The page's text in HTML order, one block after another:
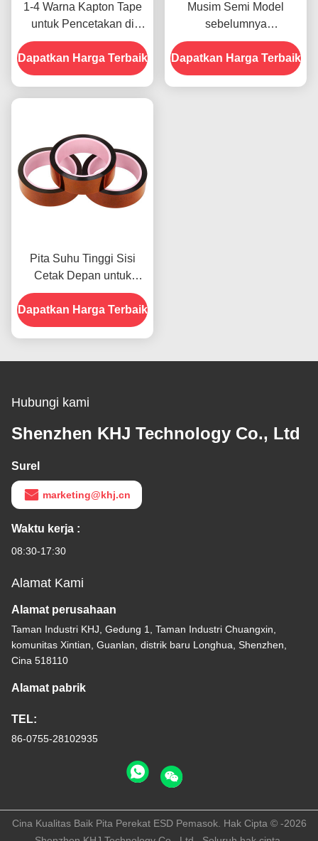
1-4 Warna Kapton Tape
untuk Pencetakan di
Bagian Depan
Dapatkan Harga Terbaik
Musim Semi Model
sebelumnya
menampilkan Ketahanan
Terhadap Kelembaban
dan Kekuatan Kupas
Dapatkan Harga Terbaik
Pita Suhu Tinggi Sisi
Cetak Depan untuk
Produk Dalam Stok
Dapatkan Harga Terbaik
Hubungi kami
Shenzhen KHJ Technology Co., Ltd
Surel
marketing@khj.cn
Waktu kerja :
08:30-17:30
Alamat Kami
Alamat perusahaan
Taman Industri KHJ, Gedung 1, Taman Industri Chuangxin,
komunitas Xintian, Guanlan, distrik baru Longhua, Shenzhen,
Cina 518110
Alamat pabrik
TEL:
86-0755-28102935
Cina Kualitas Baik Pita Perekat ESD Pemasok. Hak Cipta © -2026